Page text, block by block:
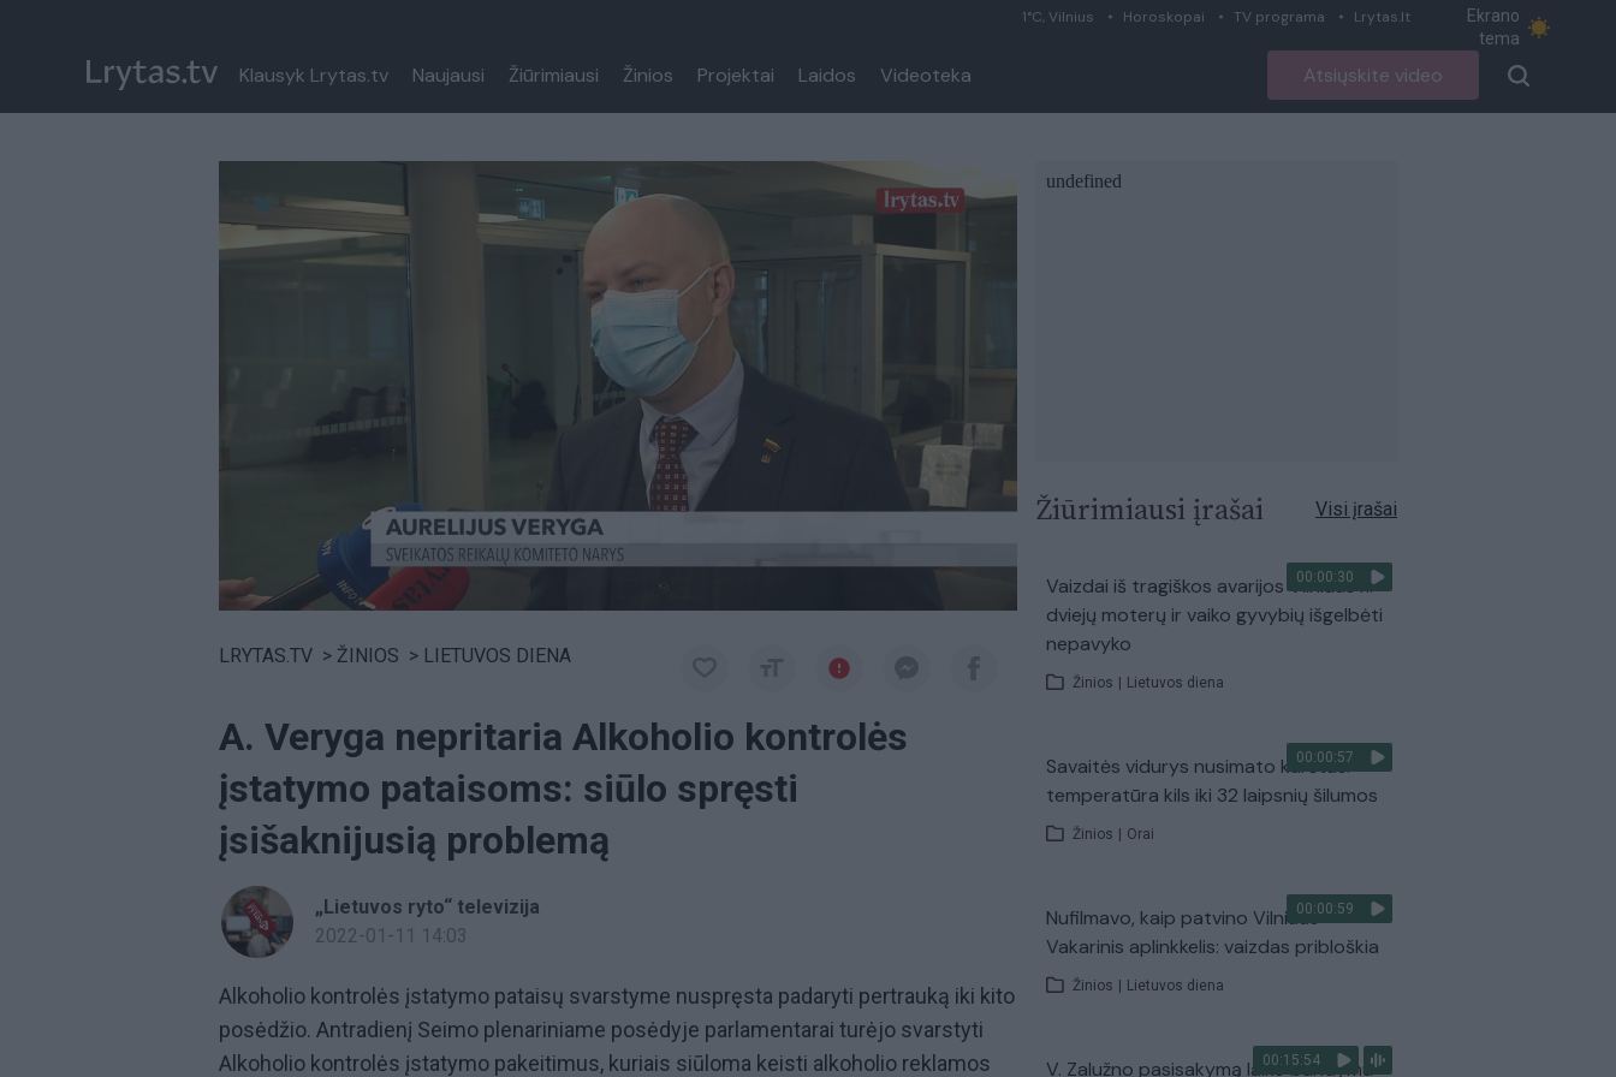
1°C, Vilnius Horoskopai TV programa Lrytas.lt
Ekrano
tema
Klausyk Lrytas.tv Naujausi Žiūrimiausi Žinios Projektai Laidos Videoteka Atsiųskite video
Paremkite Ukrainą
LRYTAS.TV > ŽINIOS > LIETUVOS DIENA
A. Veryga nepritaria Alkoholio kontrolės
įstatymo pataisoms: siūlo spręsti
įsišaknijusią problemą
„Lietuvos ryto“ televizija
2022-01-11 14:03
Alkoholio kontrolės įstatymo pataisų svarstyme nuspręsta padaryti pertrauką iki kito
posėdžio. Antradienį Seimo plenariniame posėdyje parlamentarai turėjo svarstyti
Alkoholio kontrolės įstatymo pakeitimus, kuriais siūloma keisti alkoholio reklamos
Žiūrimiausi įrašai Visi įrašai
00:00:30
Vaizdai iš tragiškos avarijos Vilniaus r.:
dviejų moterų ir vaiko gyvybių išgelbėti
nepavyko
Žinios Lietuvos diena
00:00:57
Savaitės vidurys nusimato karštas:
temperatūra kils iki 32 laipsnių šilumos
Žinios Orai
00:00:59
Nufilmavo, kaip patvino Vilniaus
Vakarinis aplinkkelis: vaizdas pribloškia
Žinios Lietuvos diena
00:15:54
V. Zalužno pasisakymą laiko bandymu